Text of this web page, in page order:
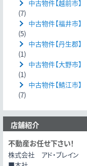
中古物件【越前市】
(7)
中古物件【福井市】
(5)
中古物件【丹生郡】
(1)
中古物件【大野市】
(1)
中古物件【鯖江市】
(7)
店舗紹介
不動産お任せ下さい！
株式会社 アド・ブレイン